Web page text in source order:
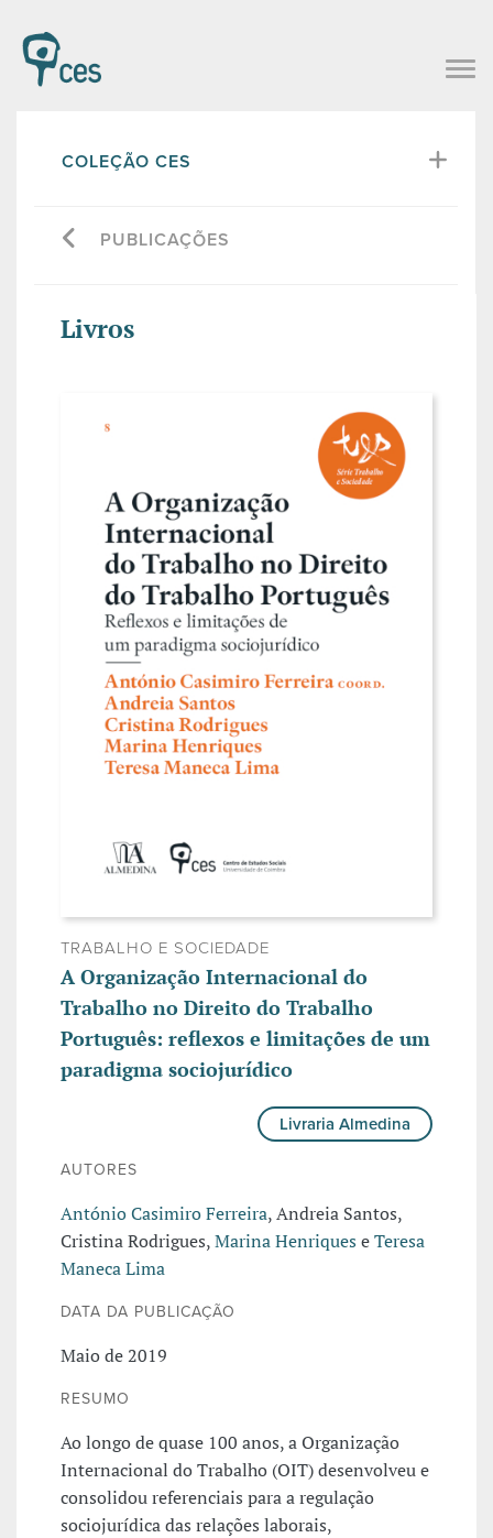
COLEÇÃO CES
PUBLICAÇÕES
Livros
TRABALHO E SOCIEDADE
A Organização Internacional do
Trabalho no Direito do Trabalho
Português: reflexos e limitações de um
paradigma sociojurídico
Livraria Almedina
AUTORES
António Casimiro Ferreira, Andreia Santos,
Cristina Rodrigues,Marina Henriques eTeresa
Maneca Lima
DATA DA PUBLICAÇÃO
Maio de 2019
RESUMO
Ao longo de quase 100 anos, a Organização
Internacional do Trabalho (OIT) desenvolveu e
consolidou referenciais para a regulação
sociojurídica das relações laborais,